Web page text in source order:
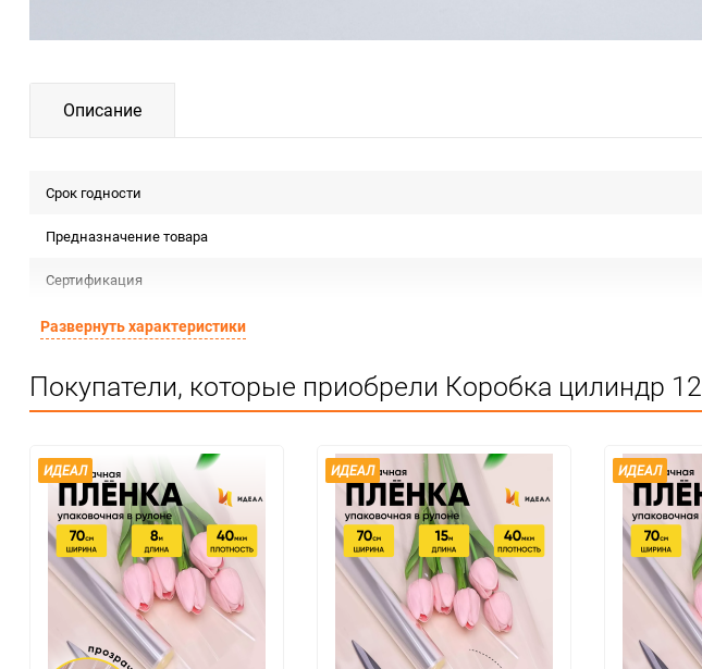
Описание
Срок годности
Предназначение товара
Сертификация
Особые условия
Единица измерения
Развернуть характеристики
Покупатели, которые приобрели Коробка цилиндр
ИДЕАЛ ИДЕАЛ ИДЕАЛ